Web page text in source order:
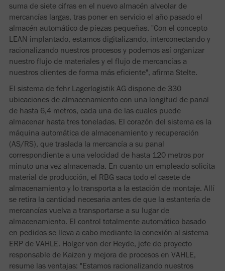
suma de siete cifras en el nuevo almacén alveolar de
mercancías largas, tras poner en servicio el año pasado el
almacén automático de piezas pequeñas. "Con el concepto
LEAN implantado, estamos digitalizando, interconectando y
racionalizando nuestros procesos y podemos así organizar
nuestro flujo de materiales y el flujo de mercancías a
nuestros clientes de forma más eficiente", afirma Stelte.
El sistema de fehr Lagerlogistik AG dispone de 330
ubicaciones de almacenamiento con una longitud de panal
de hasta 6,4 metros, cada una de las cuales puede
almacenar hasta tres toneladas. El corazón del sistema es la
máquina automática de almacenamiento y recuperación
(AS/RS), que traslada la mercancía a su panal
correspondiente a una velocidad de hasta 120 metros por
minuto una vez almacenada. En cuanto un empleado solicita
material de producción, el RBG saca todo el casete de
almacenamiento y lo transporta a la estación de montaje. Allí
se retira la cantidad necesaria antes de que la estantería de
mercancías vuelva a transportarse a su lugar de
almacenamiento. El control totalmente automático basado
en pedidos se lleva a cabo mediante la conexión al sistema
ERP de VAHLE. Holger von der Heyde, jefe de proyecto
responsable de Kaizen y mejora de procesos en VAHLE,
resume las ventajas: "Estamos racionalizando nuestros